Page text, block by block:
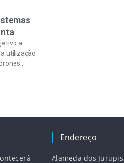
a
utilização
Endereço
Alameda dos